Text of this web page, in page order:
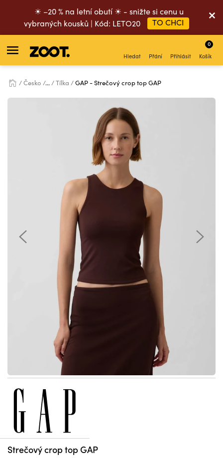
☀ –20 % na letní obutí ☀ - snižte si cenu u
vybraných kousků | Kód: LETO20
TO CHCI
Hledat Přání Přihlásit Košík
0
Česko ... Tílka GAP - Strečový crop top GAP
Strečový crop top GAP